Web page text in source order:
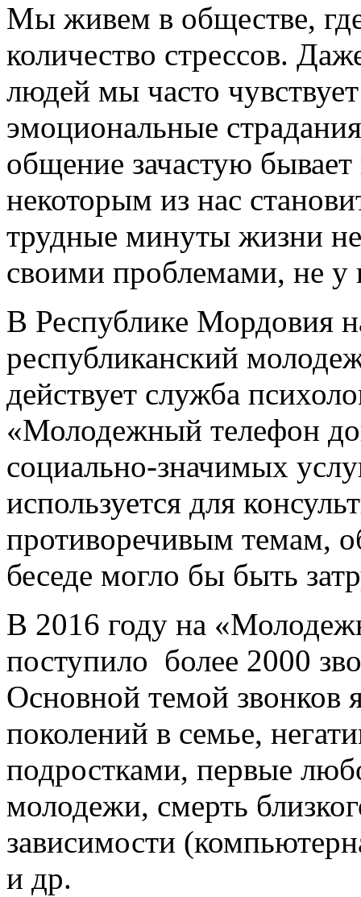
Мы живем в обществе,
количество стрессов.
людей мы часто
эмоциональные
общение зачастую
некоторым из нас
трудные минуты жизни
своими проблемами, не у
В Республике Мордовия
республиканский
действует служба
«Молодежный телефон
социально-значимых
используется для
противоречивым темам,
беседе могло бы быть
В 2016 году на
поступило более 2000
Основной темой звонков
поколений в семье,
подростками, первые
молодежи, смерть
зависимости
и др.